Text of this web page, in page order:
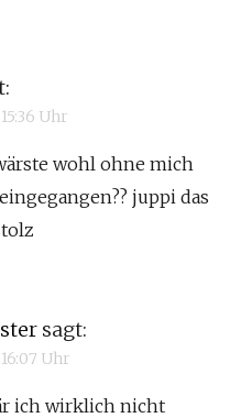
Uhr
wohl ohne mich
juppi das
sagt:
Uhr
ich wirklich nicht